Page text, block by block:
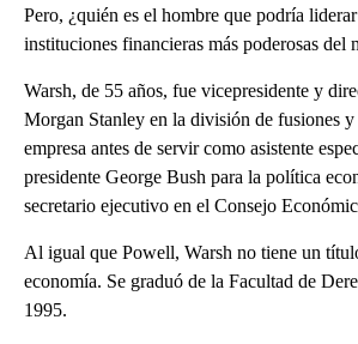
Pero, ¿quién es el hombre que podría
instituciones financieras más poderosas del
Warsh, de 55 años, fue vicepresidente y
Morgan Stanley en la división de fusiones y
empresa antes de servir como asistente
presidente George Bush para la política
secretario ejecutivo en el Consejo
Al igual que Powell, Warsh no tiene un
economía. Se graduó de la Facultad de
1995.